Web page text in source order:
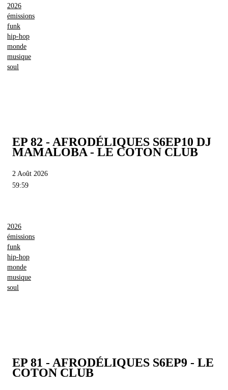
2026
émissions
funk
hip-hop
monde
musique
soul
EP 82 - AFRODÉLIQUES S6EP10 DJ
MAMALOBA - LE COTON CLUB
2 Août 2026
59:59
2026
émissions
funk
hip-hop
monde
musique
soul
EP 81 - AFRODÉLIQUES S6EP9 - LE
COTON CLUB